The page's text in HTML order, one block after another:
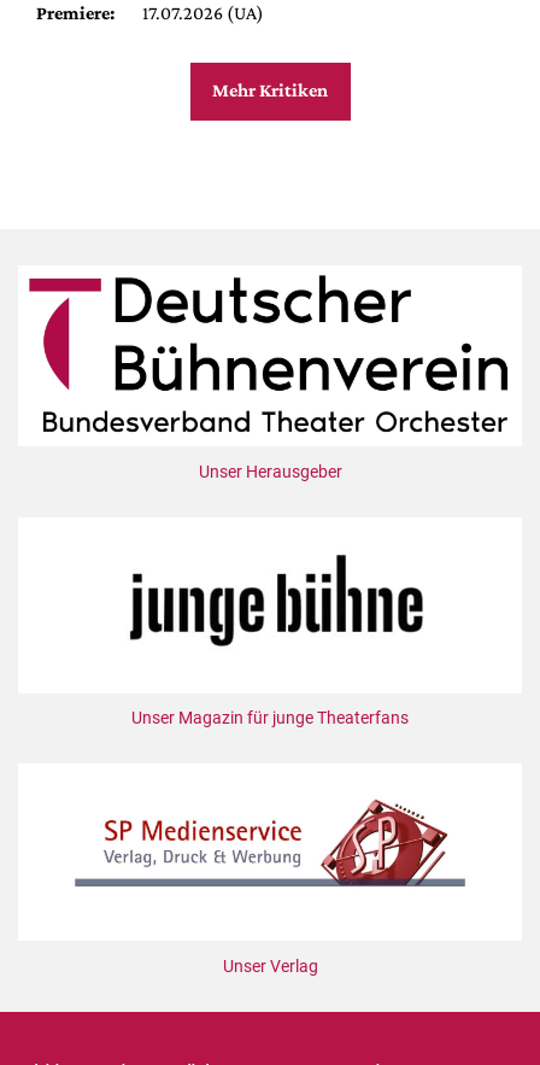
Premiere:
17.07.2026 (UA)
Mehr Kritiken
Unser Herausgeber
Unser Magazin für junge Theaterfans
Unser Verlag